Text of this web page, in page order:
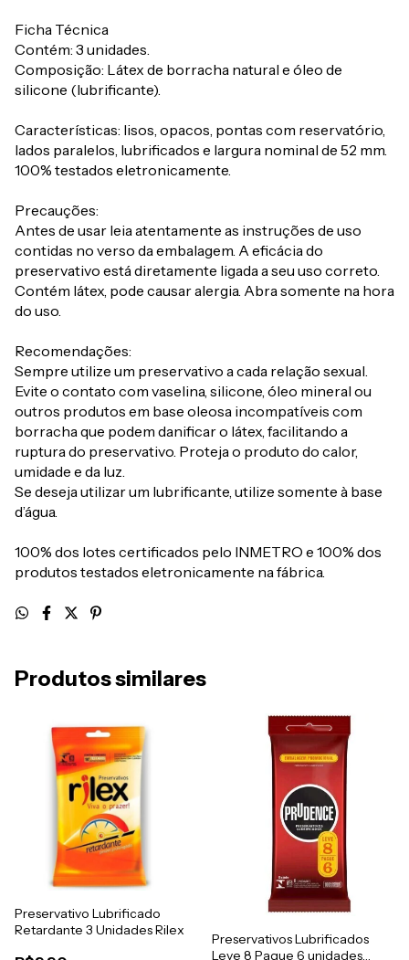
Ficha Técnica
Contém: 3 unidades.
Composição: Látex de borracha natural e óleo de
silicone (lubrificante).
Características: lisos, opacos, pontas com reservatório,
lados paralelos, lubrificados e largura nominal de 52 mm.
100% testados eletronicamente.
Precauções:
Antes de usar leia atentamente as instruções de uso
contidas no verso da embalagem. A eficácia do
preservativo está diretamente ligada a seu uso correto.
Contém látex, pode causar alergia. Abra somente na hora
do uso.
Recomendações:
Sempre utilize um preservativo a cada relação sexual.
Evite o contato com vaselina, silicone, óleo mineral ou
outros produtos em base oleosa incompatíveis com
borracha que podem danificar o látex, facilitando a
ruptura do preservativo. Proteja o produto do calor,
umidade e da luz.
Se deseja utilizar um lubrificante, utilize somente à base
d’água.
100% dos lotes certificados pelo INMETRO e 100% dos
produtos testados eletronicamente na fábrica.
Produtos similares
Preservativo Lubrificado
Retardante 3 Unidades Rilex
Preservativos Lubrificados
Leve 8 Pague 6 unidades